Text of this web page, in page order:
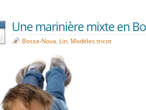
Une marinière mixte en
Bossa-Nova, Lin, Modèles tricot